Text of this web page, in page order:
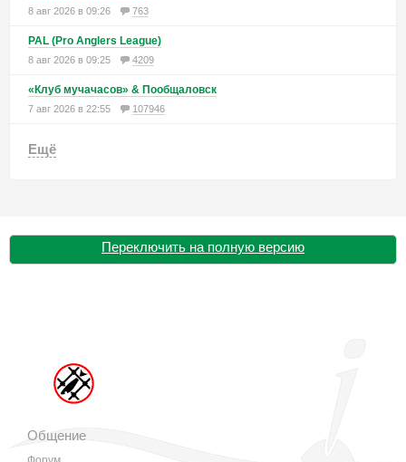
8 авг 2026 в 09:26 763
PAL (Pro Anglers League)
8 авг 2026 в 09:25 4209
«Клуб мучачасов» & Пообщаловск
7 авг 2026 в 22:55 107946
Ещё
Переключить на полную версию
Общение